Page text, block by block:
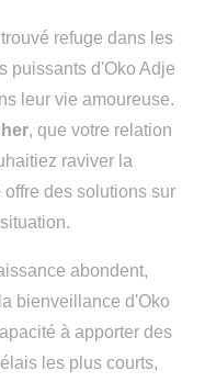
refuge dans les
puissants d'Oko Adje
leur vie amoureuse.
, que votre relation
raviver la
des solutions sur
abondent,
bienveillance d'Oko
à apporter des
les plus courts,